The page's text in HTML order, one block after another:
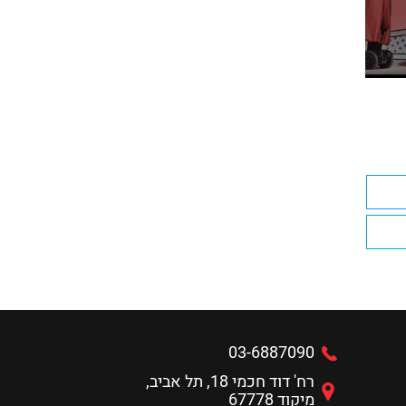
03-6887090
רח' דוד חכמי 18, תל אביב,
מיקוד 67778